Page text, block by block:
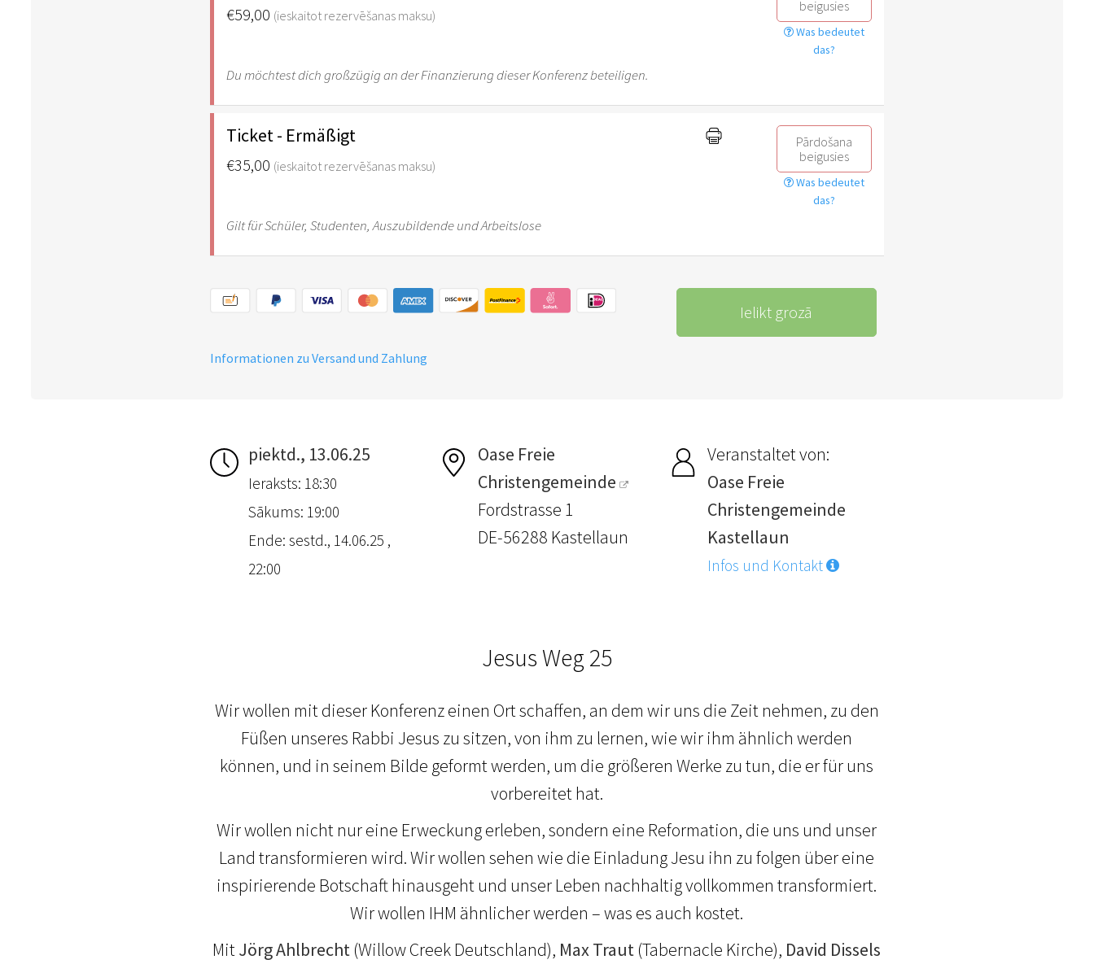
€59,00 (ieskaitot rezervēšanas maksu)
beigusies
Was bedeutet
das?
Du möchtest dich großzügig an der Finanzierung dieser Konferenz beteiligen.
Ticket - Ermäßigt
€35,00 (ieskaitot rezervēšanas maksu)
Pārdošana
beigusies
Was bedeutet
das?
Gilt für Schüler, Studenten, Auszubildende und Arbeitslose
Ielikt grozā
Informationen zu Versand und Zahlung
piektd., 13.06.25
Ieraksts: 18:30
Sākums: 19:00
Ende: sestd., 14.06.25 ,
22:00
Oase Freie
Christengemeinde
Fordstrasse 1
DE-56288 Kastellaun
Veranstaltet von:
Oase Freie
Christengemeinde
Kastellaun
Infos und Kontakt
Jesus Weg 25
Wir wollen mit dieser Konferenz einen Ort schaffen, an dem wir uns die Zeit nehmen, zu den
Füßen unseres Rabbi Jesus zu sitzen, von ihm zu lernen, wie wir ihm ähnlich werden
können, und in seinem Bilde geformt werden, um die größeren Werke zu tun, die er für uns
vorbereitet hat.
Wir wollen nicht nur eine Erweckung erleben, sondern eine Reformation, die uns und unser
Land transformieren wird. Wir wollen sehen wie die Einladung Jesu ihn zu folgen über eine
inspirierende Botschaft hinausgeht und unser Leben nachhaltig vollkommen transformiert.
Wir wollen IHM ähnlicher werden – was es auch kostet.
MitJörg Ahlbrecht (Willow Creek Deutschland), Max Traut (Tabernacle Kirche), David Dissels